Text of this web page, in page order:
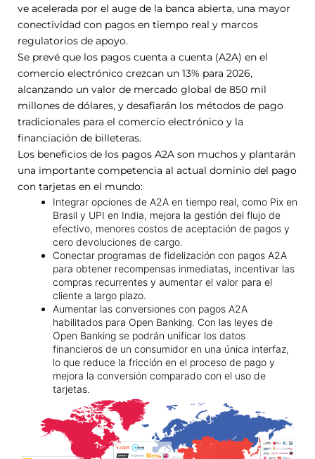
ve acelerada por el auge de la banca abierta, una mayor
conectividad con pagos en tiempo real y marcos
regulatorios de apoyo.
Se prevé que los pagos cuenta a cuenta (A2A) en el
comercio electrónico crezcan un 13% para 2026,
alcanzando un valor de mercado global de 850 mil
millones de dólares, y desafiarán los métodos de pago
tradicionales para el comercio electrónico y la
financiación de billeteras.
Los beneficios de los pagos A2A son muchos y plantarán
una importante competencia al actual dominio del pago
con tarjetas en el mundo:
Integrar opciones de A2A en tiempo real, como Pix en
Brasil y UPI en India, mejora la gestión del flujo de
efectivo, menores costos de aceptación de pagos y
cero devoluciones de cargo.
Conectar programas de fidelización con pagos A2A
para obtener recompensas inmediatas, incentivar las
compras recurrentes y aumentar el valor para el
cliente a largo plazo.
Aumentar las conversiones con pagos A2A
habilitados para Open Banking. Con las leyes de
Open Banking se podrán unificar los datos
financieros de un consumidor en una única interfaz,
lo que reduce la fricción en el proceso de pago y
mejora la conversión comparado con el uso de
tarjetas.